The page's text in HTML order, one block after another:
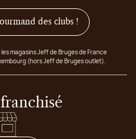
des clubs !
magasins Jeff de Bruges de France
(hors Jeff de Bruges outlet).